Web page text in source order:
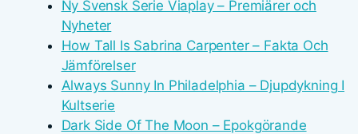
Ny Svensk Serie Viaplay – Premiärer och
Nyheter
How Tall Is Sabrina Carpenter – Fakta Och
Jämförelser
Always Sunny In Philadelphia – Djupdykning I
Kultserie
Dark Side Of The Moon – Epokgörande